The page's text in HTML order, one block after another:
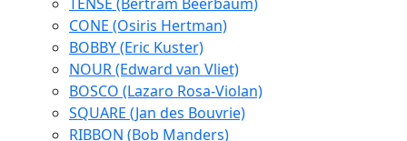
CONE (Osiris Hertman)
BOBBY (Eric Kuster)
NOUR (Edward van Vliet)
BOSCO (Lazaro Rosa-Violan)
SQUARE (Jan des Bouvrie)
RIBBON (Bob Manders)